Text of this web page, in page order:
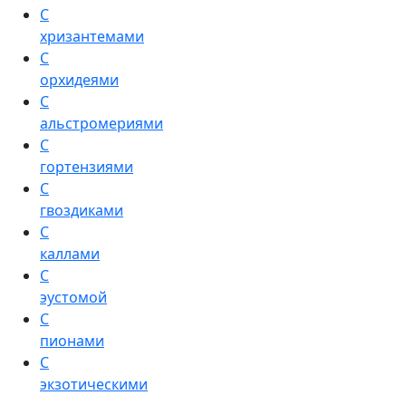
С
хризантемами
С
орхидеями
С
альстромериями
С
гортензиями
С
гвоздиками
С
каллами
С
эустомой
С
пионами
С
экзотическими